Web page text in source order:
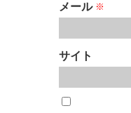
メール ※
サイト